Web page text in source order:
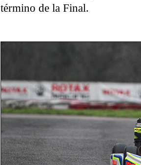
término de la Final.